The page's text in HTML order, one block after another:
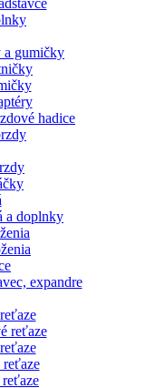
a gumičky
hadice
a doplnky
expandre
reťaze
reťaze
reťaze